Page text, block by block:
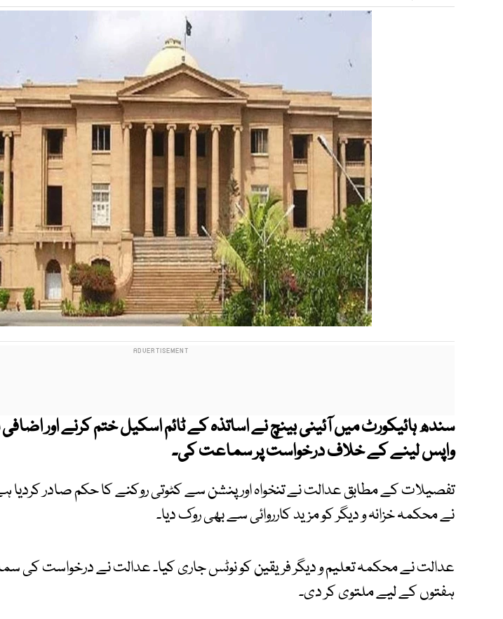
سندھ ہائیکورٹ میں آئینی بینچ نے اساتذہ کے ٹائم اسکیل ختم کرنے اور
واپس لینے کے خلاف درخواست پر سماعت کی۔
تفصیلات کے مطابق عدالت نے تنخواہ اور پنشن سے کٹوتی روکنے کا حکم صادر کردیا
نے محکمہ خزانہ و دیگر کو مزید کارروائی سے بھی روک دیا۔
عدالت نے محکمہ تعلیم و دیگر فریقین کو نوٹس جاری کیا۔ عدالت نے درخواست کی
ہفتوں کے لیے ملتوی کر دی۔